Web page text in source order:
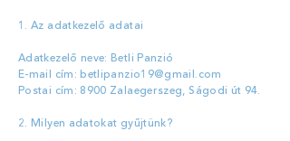
1. Az adatkezelő adatai
​Adatkezelő neve: Betli Panzió
E-mail cím: betlipanzio19@gmail.com
Postai cím: 8900 Zalaegerszeg, Ságodi út 94.
2. Milyen adatokat gyűjtünk?